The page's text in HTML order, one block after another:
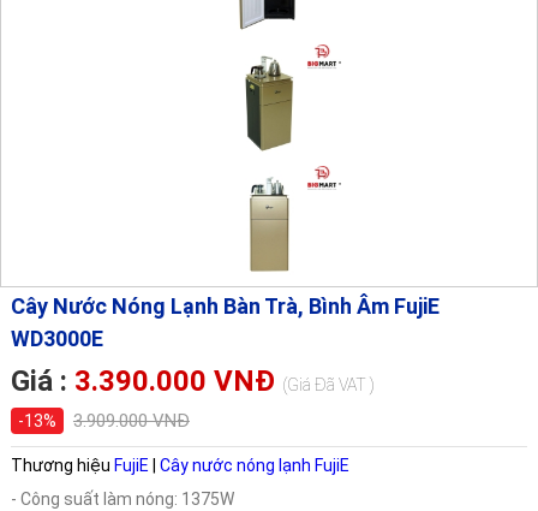
Cây Nước Nóng Lạnh Bàn Trà, Bình Âm FujiE
WD3000E
Giá : 3.390.000 VNĐ (Giá Đã VAT )
-13%
3.909.000 VNĐ
Thương hiệu FujiE
Cây nước nóng lạnh FujiE
- Công suất làm nóng: 1375W